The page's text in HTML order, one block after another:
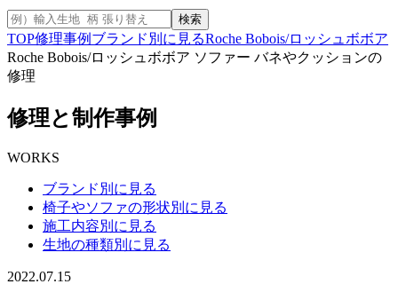
検索
TOP修理事例 ブランド別に見るRoche Bobois/ロッシュボボア
Roche Bobois/ロッシュボボア ソファー バネやクッションの
修理
修理と制作事例
WORKS
ブランド別に見る
椅子やソファの形状別に見る
施工内容別に見る
生地の種類別に見る
2022.07.15